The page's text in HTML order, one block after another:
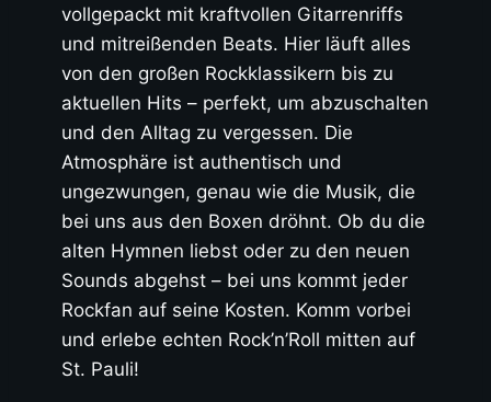
vollgepackt mit kraftvollen Gitarrenriffs
und mitreißenden Beats. Hier läuft alles
von den großen Rockklassikern bis zu
aktuellen Hits – perfekt, um abzuschalten
und den Alltag zu vergessen. Die
Atmosphäre ist authentisch und
ungezwungen, genau wie die Musik, die
bei uns aus den Boxen dröhnt. Ob du die
alten Hymnen liebst oder zu den neuen
Sounds abgehst – bei uns kommt jeder
Rockfan auf seine Kosten. Komm vorbei
und erlebe echten Rock’n’Roll mitten auf
St. Pauli!